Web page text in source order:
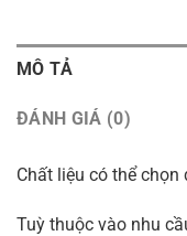
MÔ TẢ
ĐÁNH GIÁ (0)
Chất liệu có thể chọn
Tuỳ thuộc vào nhu